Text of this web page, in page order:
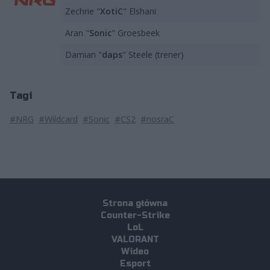
Zechrie "XotiC" Elshani
Aran "Sonic" Groesbeek
Damian "daps" Steele (trener)
Tagi
#NRG #Wildcard #Sonic #CS2 #nosraC
Strona główna
Counter-Strike
LoL
VALORANT
Wideo
Esport